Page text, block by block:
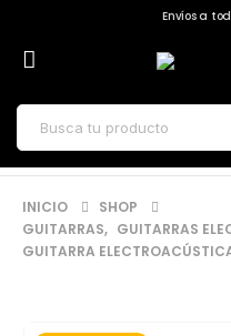
Envíos a
INICIO
SHOP
GUITARRAS, GUITARRAS
GUITARRA